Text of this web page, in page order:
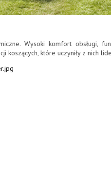
Wysoki komfort obsługi,
koszących, które uczyniły z nich